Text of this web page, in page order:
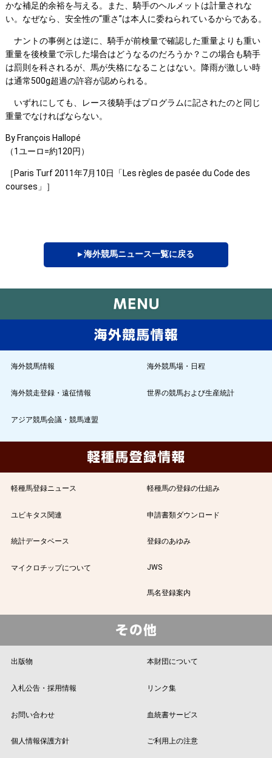
かな補足的余裕を与える。また、騎手のヘルメットは計量されな
い。なぜなら、安全性の“重さ”は本人に委ねられているからである。
ナントの事例とは逆に、騎手が前検量で確認した重量よりも重い
重量を後検量で示した場合はどうなるのだろうか？この場合も騎手
は罰則を科されるが、馬が失格になることはない。降雨が激しい時
は通常500g超過の許容が認められる。
いずれにしても、レース後騎手はプログラムに記されたのと同じ
重量でなければならない。
By François Hallopé
（1ユーロ=約120円）
［Paris Turf 2011年7月10日「Les règles de pasée du Code des
courses」］
▸ 海外競馬ニュース一覧に戻る
海外競馬情報 海外競馬場・日程
海外競走登録・遠征情報 世界の競馬および生産統計
アジア競馬会議・競馬連盟
軽種馬登録ニュース 軽種馬の登録の仕組み
ユビキタス関連 申請書類ダウンロード
統計データベース 登録のあゆみ
マイクロチップについて JWS
馬名登録案内
出版物 本財団について
入札公告・採用情報 リンク集
お問い合わせ 血統書サービス
個人情報保護方針 ご利用上の注意